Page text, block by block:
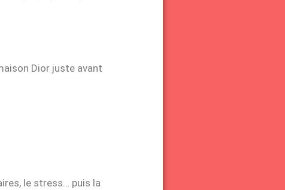
Dior juste avant
le stress… puis la